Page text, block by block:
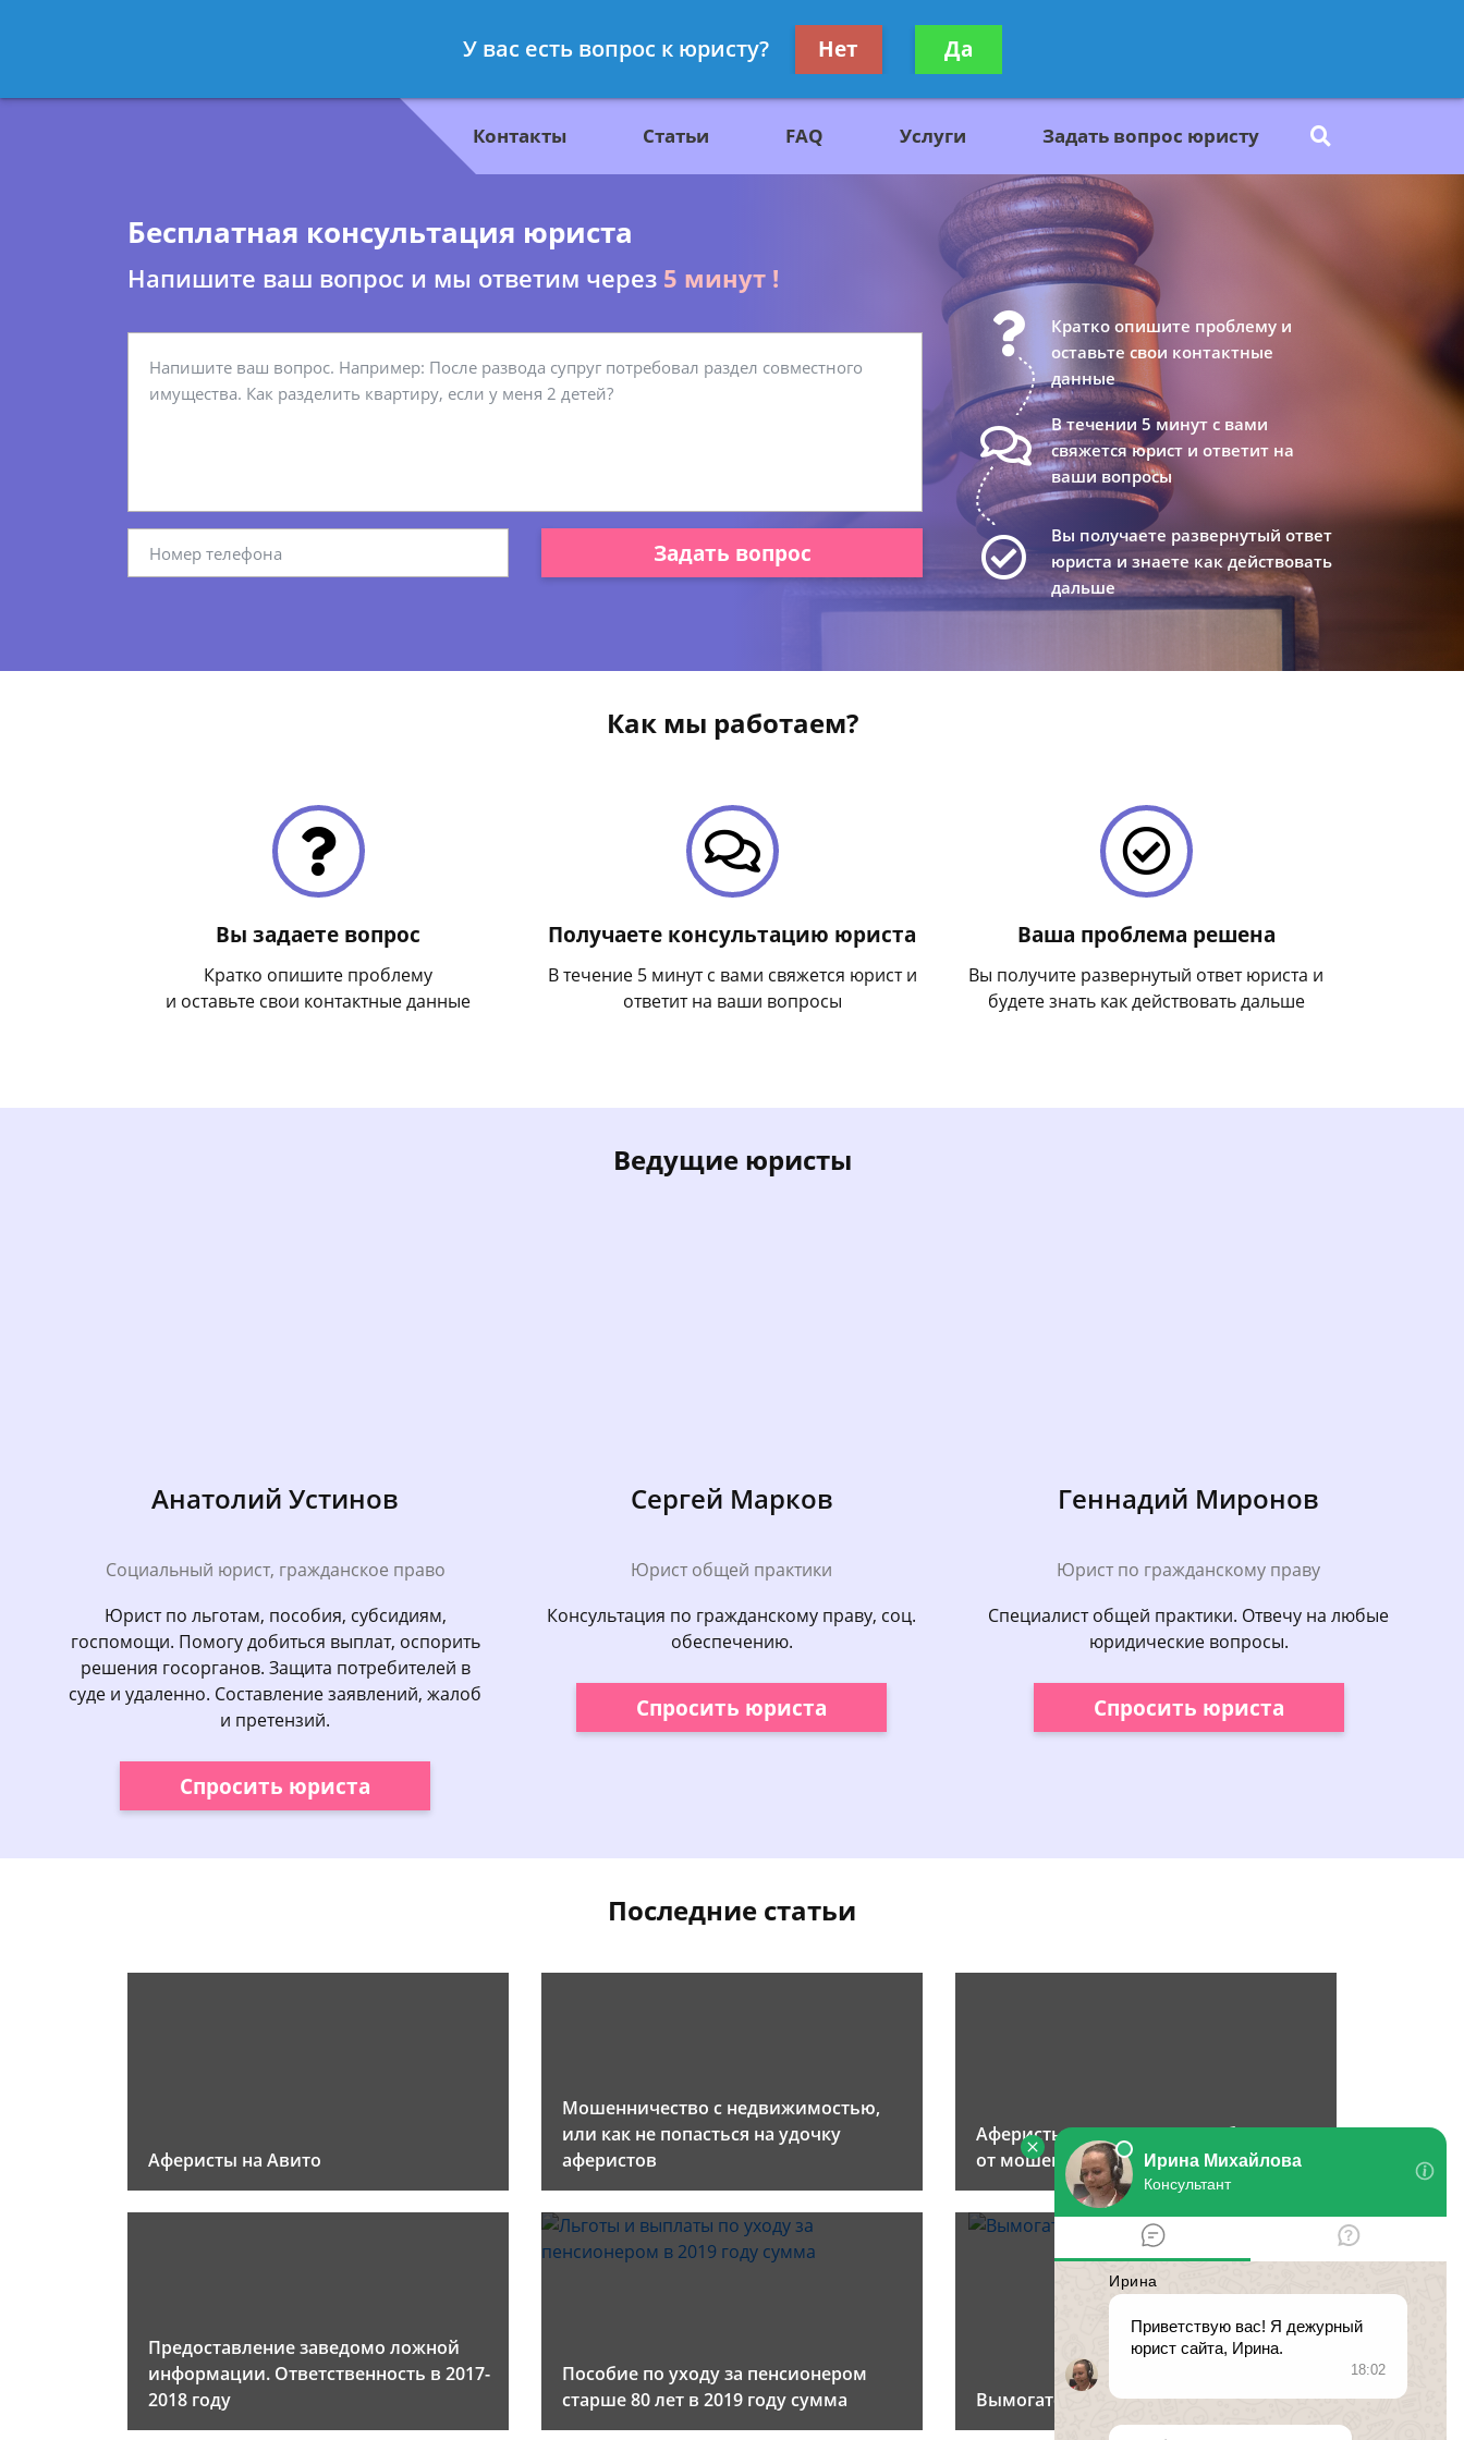
- Юрист по гражданскому праву
Получите консультацию
бесплатно
Контакты Статьи FAQ Услуги Задать вопрос юристу
Бесплатная консультация юриста
Напишите ваш вопрос и мы ответим через 5 минут !
Задать вопрос
Кратко опишите проблему и
оставьте свои контактные
данные
В течении 5 минут с вами
свяжется юрист и ответит на
ваши вопросы
Вы получаете развернутый ответ
юриста и знаете как действовать
дальше
Как мы работаем?
Вы задаете вопрос
Кратко опишите проблему
и оставьте свои контактные данные
Получаете консультацию юриста
В течение 5 минут с вами свяжется юрист и
ответит на ваши вопросы
Ваша проблема решена
Вы получите развернутый ответ юриста и
будете знать как действовать дальше
Ведущие юристы
Анатолий Устинов
Социальный юрист, гражданское право
Юрист по льготам, пособия, субсидиям,
госпомощи. Помогу добиться выплат, оспорить
решения госорганов. Защита потребителей в
суде и удаленно. Составление заявлений, жалоб
и претензий.
Спросить юриста
Сергей Марков
Юрист общей практики
Консультация по гражданскому праву, соц.
обеспечению.
Спросить юриста
Геннадий Миронов
Юрист по гражданскому праву
Специалист общей практики. Отвечу на любые
юридические вопросы.
Спросить юриста
Последние статьи
Аферисты на Авито
Мошенничество с недвижимостью,
или как не попасться на удочку
аферистов
Аферисты в соц. сетях. Как уберечься
от мошенничества в интернете
Предоставление заведомо ложной
информации. Ответственность в 2017-
2018 году
Пособие по уходу за пенсионером
старше 80 лет в 2019 году сумма
Вымогательство
У вас есть вопрос к юристу? Нет Да